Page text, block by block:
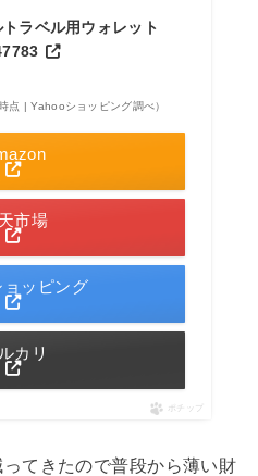
ラベル用ウォレット
点 | Yahooショッピング調べ）
市場
ョッピング
カリ
ポチップ
てきたので普段から薄い財